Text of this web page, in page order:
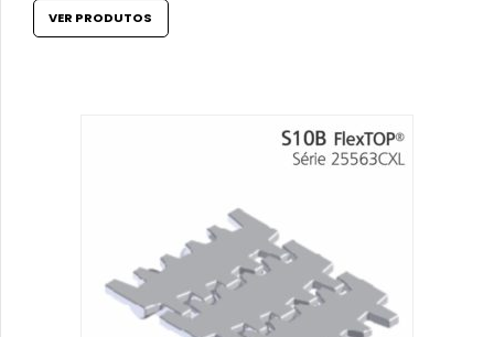
VER PRODUTOS